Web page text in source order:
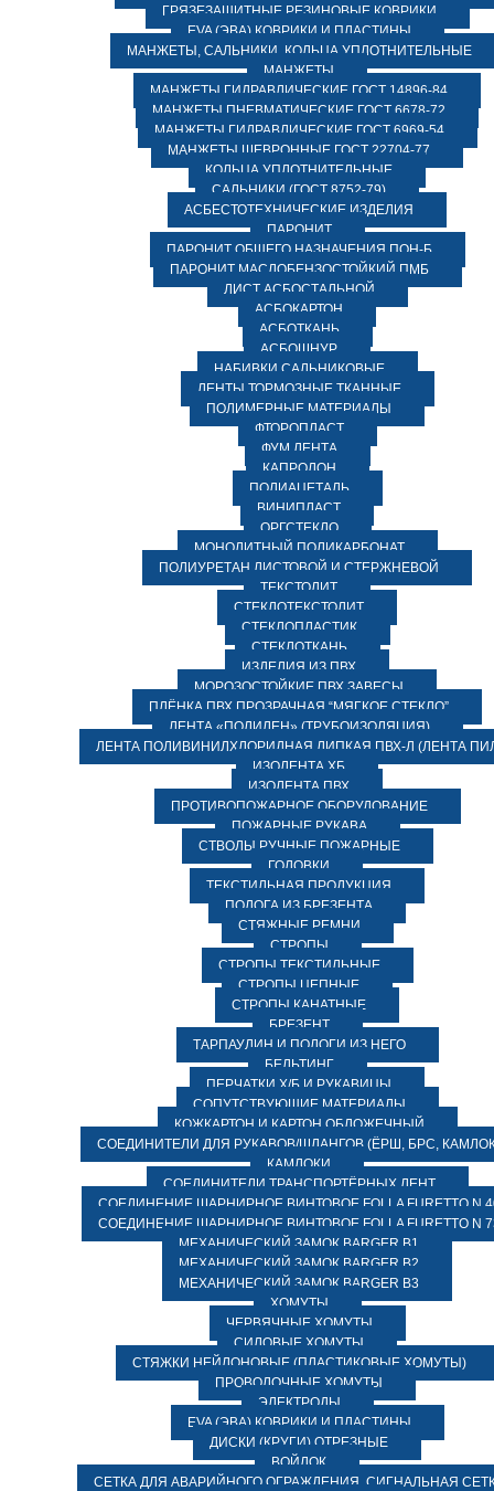
ГРЯЗЕЗАЩИТНЫЕ РЕЗИНОВЫЕ КОВРИКИ
EVA (ЭВА) КОВРИКИ И ПЛАСТИНЫ
МАНЖЕТЫ, САЛЬНИКИ, КОЛЬЦА УПЛОТНИТЕЛЬНЫЕ
МАНЖЕТЫ
МАНЖЕТЫ ГИДРАВЛИЧЕСКИЕ ГОСТ 14896-84
МАНЖЕТЫ ПНЕВМАТИЧЕСКИЕ ГОСТ 6678-72
МАНЖЕТЫ ГИДРАВЛИЧЕСКИЕ ГОСТ 6969-54
МАНЖЕТЫ ШЕВРОННЫЕ ГОСТ 22704-77
КОЛЬЦА УПЛОТНИТЕЛЬНЫЕ
САЛЬНИКИ (ГОСТ 8752-79)
АСБЕСТОТЕХНИЧЕСКИЕ ИЗДЕЛИЯ
ПАРОНИТ
ПАРОНИТ ОБЩЕГО НАЗНАЧЕНИЯ ПОН-Б
ПАРОНИТ МАСЛОБЕНЗОСТОЙКИЙ ПМБ
ЛИСТ АСБОСТАЛЬНОЙ
АСБОКАРТОН
АСБОТКАНЬ
АСБОШНУР
НАБИВКИ САЛЬНИКОВЫЕ
ЛЕНТЫ ТОРМОЗНЫЕ ТКАННЫЕ
ПОЛИМЕРНЫЕ МАТЕРИАЛЫ
ФТОРОПЛАСТ
ФУМ ЛЕНТА
КАПРОЛОН
ПОЛИАЦЕТАЛЬ
ВИНИПЛАСТ
ОРГСТЕКЛО
МОНОЛИТНЫЙ ПОЛИКАРБОНАТ
ПОЛИУРЕТАН ЛИСТОВОЙ И СТЕРЖНЕВОЙ
ТЕКСТОЛИТ
СТЕКЛОТЕКСТОЛИТ
СТЕКЛОПЛАСТИК
СТЕКЛОТКАНЬ
ИЗДЕЛИЯ ИЗ ПВХ
МОРОЗОСТОЙКИЕ ПВХ ЗАВЕСЫ
ПЛЁНКА ПВХ ПРОЗРАЧНАЯ “МЯГКОЕ СТЕКЛО”
ЛЕНТА «ПОЛИЛЕН» (ТРУБОИЗОЛЯЦИЯ)
ЛЕНТА ПОЛИВИНИЛХЛОРИДНАЯ ЛИПКАЯ ПВХ-Л (ЛЕНТА
ИЗОЛЕНТА ХБ
ИЗОЛЕНТА ПВХ
ПРОТИВОПОЖАРНОЕ ОБОРУДОВАНИЕ
ПОЖАРНЫЕ РУКАВА
СТВОЛЫ РУЧНЫЕ ПОЖАРНЫЕ
ГОЛОВКИ
ТЕКСТИЛЬНАЯ ПРОДУКЦИЯ
ПОЛОГА ИЗ БРЕЗЕНТА
СТЯЖНЫЕ РЕМНИ
СТРОПЫ
СТРОПЫ ТЕКСТИЛЬНЫЕ
СТРОПЫ ЦЕПНЫЕ
СТРОПЫ КАНАТНЫЕ
БРЕЗЕНТ
ТАРПАУЛИН И ПОЛОГИ ИЗ НЕГО
БЕЛЬТИНГ
ПЕРЧАТКИ Х/Б И РУКАВИЦЫ
СОПУТСТВУЮЩИЕ МАТЕРИАЛЫ
КОЖКАРТОН И КАРТОН ОБЛОЖЕЧНЫЙ
СОЕДИНИТЕЛИ ДЛЯ РУКАВОВ/ШЛАНГОВ (ЁРШ, БРС,
КАМЛОКИ
СОЕДИНИТЕЛИ ТРАНСПОРТЁРНЫХ ЛЕНТ
СОЕДИНЕНИЕ ШАРНИРНОЕ ВИНТОВОЕ FOLLA FURETTO N
СОЕДИНЕНИЕ ШАРНИРНОЕ ВИНТОВОЕ FOLLA FURETTO N
МЕХАНИЧЕСКИЙ ЗАМОК BARGER B1
МЕХАНИЧЕСКИЙ ЗАМОК BARGER B2
МЕХАНИЧЕСКИЙ ЗАМОК BARGER B3
ХОМУТЫ
ЧЕРВЯЧНЫЕ ХОМУТЫ
СИЛОВЫЕ ХОМУТЫ
СТЯЖКИ НЕЙЛОНОВЫЕ (ПЛАСТИКОВЫЕ ХОМУТЫ)
ПРОВОЛОЧНЫЕ ХОМУТЫ
ЭЛЕКТРОДЫ
EVA (ЭВА) КОВРИКИ И ПЛАСТИНЫ
ДИСКИ (КРУГИ) ОТРЕЗНЫЕ
ВОЙЛОК
СЕТКА ДЛЯ АВАРИЙНОГО ОГРАЖДЕНИЯ, СИГНАЛЬНАЯ